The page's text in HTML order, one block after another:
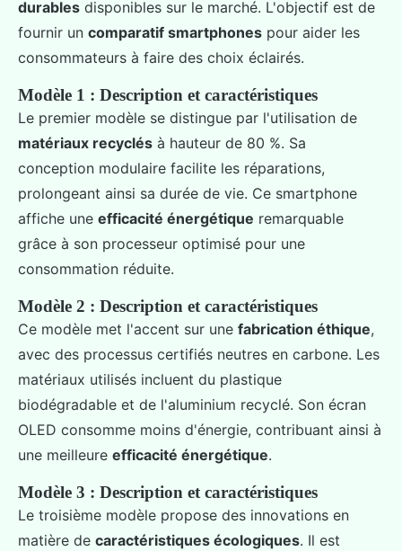
durables disponibles sur le marché. L'objectif est de
fournir un comparatif smartphones pour aider les
consommateurs à faire des choix éclairés.
Modèle 1 : Description et caractéristiques
Le premier modèle se distingue par l'utilisation de
matériaux recyclés à hauteur de 80 %. Sa
conception modulaire facilite les réparations,
prolongeant ainsi sa durée de vie. Ce smartphone
affiche une efficacité énergétique remarquable
grâce à son processeur optimisé pour une
consommation réduite.
Modèle 2 : Description et caractéristiques
Ce modèle met l'accent sur une fabrication éthique,
avec des processus certifiés neutres en carbone. Les
matériaux utilisés incluent du plastique
biodégradable et de l'aluminium recyclé. Son écran
OLED consomme moins d'énergie, contribuant ainsi à
une meilleure efficacité énergétique.
Modèle 3 : Description et caractéristiques
Le troisième modèle propose des innovations en
matière de caractéristiques écologiques. Il est